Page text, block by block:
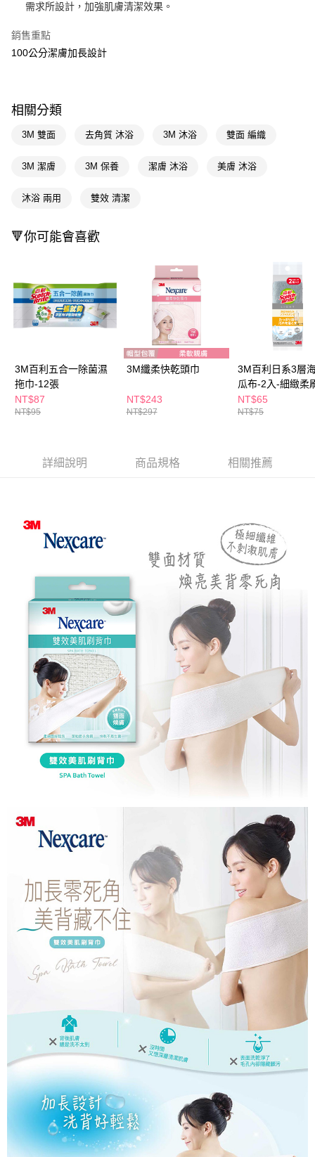
便利好安心！
１．簡單：不需註冊會員、不需綁卡、不需儲值。
２．便利：只要手機號碼，簡訊認證，即可結帳。
３．安心：先確認商品／服務後，再付款。
【「AFTEE先享後付」結帳流程】
結帳頁面，進行簡訊認證並確認金額後，即可完成結帳。
２．訂單成立數日內，您將收到繳費通知簡訊。
ATM／網路銀行／等多元方式進行付款，方視為交易完成。
※ 請注意：結帳手續完成當下不需立刻繳費，但若您需要取消訂單，請聯絡
※ 交易是否成功請以「AFTEE先享後付 」之結帳頁面顯示為準，若有關於
是否繳費成功／繳費後需取消欲退款等相關疑問，請聯繫「AFTEE先享後付
客戶支援中心」https://netprotections.freshdesk.com/support/home
【注意事項】
１．透過由恩沛科技股份有限公司提供之「AFTEE先享後付」服務完成之交
易，需依本服務之必要範圍內提供個人資料，並將交易相關給付款項請求債
權轉讓予恩沛科技股份有限公司。
２．關於個人資料處理事宜，請瀏覽以下網址：
https://aftee.tw/terms/#terms3
３．未成年的使用者請事先徵得法定代理人或監護人之同意方可使用
時審查核予不同之上限額度；若仍有額度不足之情形，本公司將視審查結果
請求用戶進行身份認證。
每筆NT$65，滿NT$390(含以上)免運費
付款後全家取貨
萊爾富取貨付款
付款後萊爾富取貨
每筆NT$65，滿NT$490(含以上)免運費
7-11取貨付款
每筆NT$65，滿NT$490(含以上)免運費
付款後7-11取貨
每筆NT$65，滿NT$490(含以上)免運費
宅配(本島)
付款後寶雅門市自取(由倉庫統一出貨)
需求所設計，加強肌膚清潔效果。
銷售重點
100公分潔膚加長設計
相關分類
3M 雙面 去角質 沐浴 3M 沐浴 雙面 編織
3M 潔膚 3M 保養 潔膚 沐浴 美膚 沐浴
沐浴 兩用 雙效 清潔
🔻你可能會喜歡
3M百利五合一除菌濕
拖巾-12張
NT$87
NT$95
3M纖柔快乾頭巾
NT$243
NT$297
3M百利日系3層
瓜布-2入-細緻柔
NT$65
NT$75
詳細說明 商品規格 相關推薦